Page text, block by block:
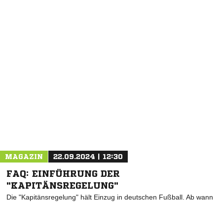
MAGAZIN 22.09.2024 | 12:30
FAQ: EINFÜHRUNG DER
"KAPITÄNSREGELUNG"
Die "Kapitänsregelung" hält Einzug in deutschen Fußball. Ab wann